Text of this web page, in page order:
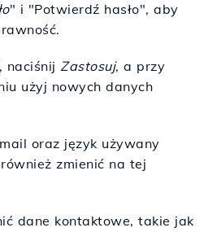
" i "Potwierdź hasło", aby
naciśnij Zastosuj, a przy
użyj nowych danych
oraz język używany
zmienić na tej
dane kontaktowe, takie jak